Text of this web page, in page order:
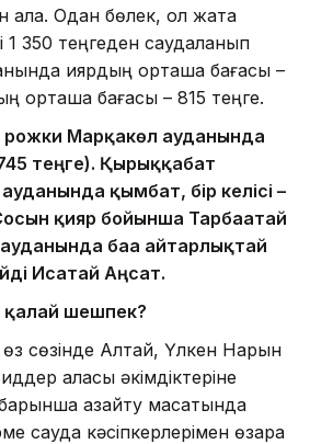
Одан бөлек, ол жақта
1 350 теңгеден саудаланып
қиярдың орташа бағасы –
орташа бағасы – 815 теңге.
рожки Марқакөл ауданында
теңге). Қырыққабат
қымбат, бір келісі –
қияр бойынша Тарбағатай
баға айтарлықтай
Исатай Аңсат.
қалай шешпек?
сөзінде Алтай, Үлкен Нарын
қаласы әкімдіктеріне
азайту мақсатында
сауда кәсіпкерлерімен өзара